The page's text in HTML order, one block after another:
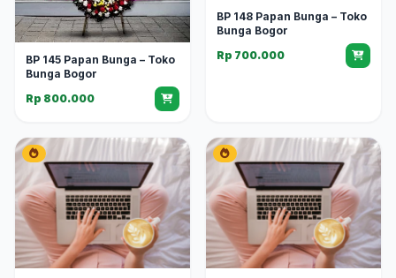
BP 145 Papan Bunga – Toko
Bunga Bogor
Rp 800.000
BP 148 Papan Bunga – Toko
Bunga Bogor
Rp 700.000